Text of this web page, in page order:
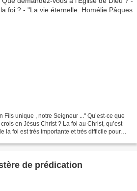
Fils unique , notre Seigneur ..." Qu’est-ce que
en Jésus Christ ? La foi au Christ, qu’est-
la foi est très importante et très difficile pour
de prédication